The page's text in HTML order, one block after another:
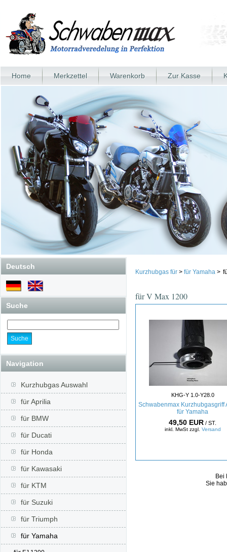
Home Merkzettel Warenkorb Zur Kasse
Deutsch
Suche
Navigation
Kurzhubgas Auswahl
für Aprilia
für BMW
für Ducati
für Honda
für Kawasaki
für KTM
für Suzuki
für Triumph
für Yamaha
Kurzhubgas für > für Yamaha >
für V Max 1200
KHG-Y 1.0-Y28.0
Schwabenmax Kurzhubgasgriff
für Yamaha
49,50 EUR / ST.
inkl. MwSt zzgl. Versand
Bei
Sie